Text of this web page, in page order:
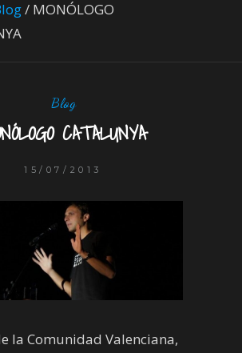
/ MONÓLOGO
Blog
CATALUNYA
15/07/2013
la Comunidad Valenciana,